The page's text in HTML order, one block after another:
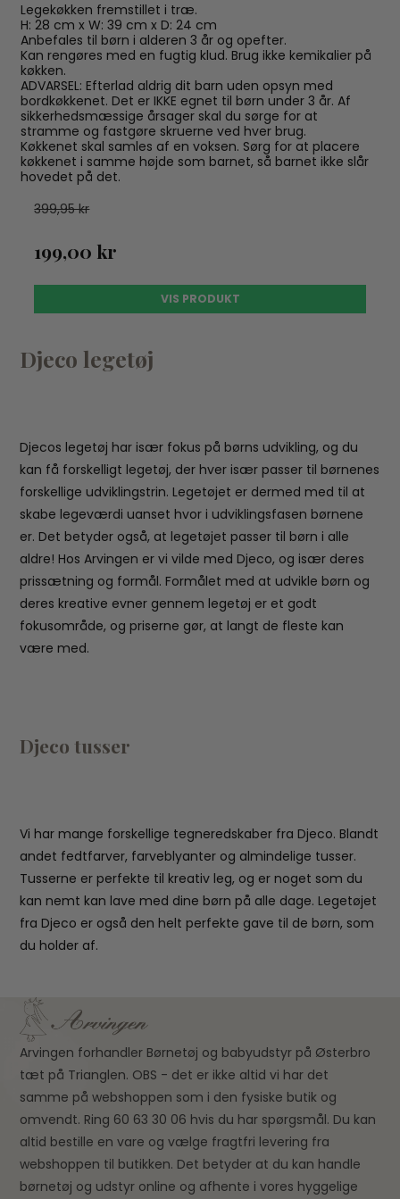
Legekøkken fremstillet i træ.
H: 28 cm x W: 39 cm x D: 24 cm
Anbefales til børn i alderen 3 år og opefter.
Kan rengøres med en fugtig klud. Brug ikke kemikalier på
køkken.
ADVARSEL: Efterlad aldrig dit barn uden opsyn med
bordkøkkenet. Det er IKKE egnet til børn under 3 år. Af
sikkerhedsmæssige årsager skal du sørge for at
stramme og fastgøre skruerne ved hver brug.
Køkkenet skal samles af en voksen. Sørg for at placere
køkkenet i samme højde som barnet, så barnet ikke slår
hovedet på det.
399,95 kr
199,00 kr
VIS PRODUKT
Djeco legetøj
Djecos legetøj har især fokus på børns udvikling, og du
kan få forskelligt legetøj, der hver især passer til børnenes
forskellige udviklingstrin. Legetøjet er dermed med til at
skabe legeværdi uanset hvor i udviklingsfasen børnene
er. Det betyder også, at legetøjet passer til børn i alle
aldre! Hos Arvingen er vi vilde med Djeco, og især deres
prissætning og formål. Formålet med at udvikle børn og
deres kreative evner gennem legetøj er et godt
fokusområde, og priserne gør, at langt de fleste kan
være med.
Djeco tusser
Vi har mange forskellige tegneredskaber fra Djeco. Blandt
andet fedtfarver, farveblyanter og almindelige tusser.
Tusserne er perfekte til kreativ leg, og er noget som du
kan nemt kan lave med dine børn på alle dage. Legetøjet
fra Djeco er også den helt perfekte gave til de børn, som
du holder af.
Arvingen forhandler Børnetøj og babyudstyr på Østerbro
tæt på Trianglen. OBS - det er ikke altid vi har det
samme på webshoppen som i den fysiske butik og
omvendt. Ring 60 63 30 06 hvis du har spørgsmål. Du kan
altid bestille en vare og vælge fragtfri levering fra
webshoppen til butikken. Det betyder at du kan handle
børnetøj og udstyr online og afhente i vores hyggelige